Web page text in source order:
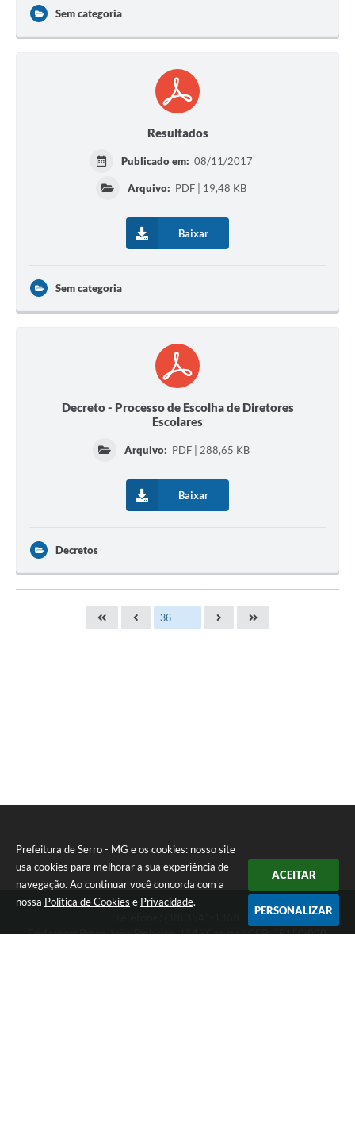
Prefeitura de Serro - MG e os cookies: nosso site
usa cookies para melhorar a sua experiência de
navegação. Ao continuar você concorda com a
nossa Política de Cookies e Privacidade.
ACEITAR
PERSONALIZAR
Sem categoria
Resultados
Publicado em: 08/11/2017
Arquivo: PDF | 19,48 KB
Baixar
Sem categoria
Decreto - Processo de Escolha de Diretores
Escolares
Arquivo: PDF | 288,65 KB
Baixar
Decretos
Endereço: Praça João Pinheiro, 154 - Centro | CEP: 39150-000